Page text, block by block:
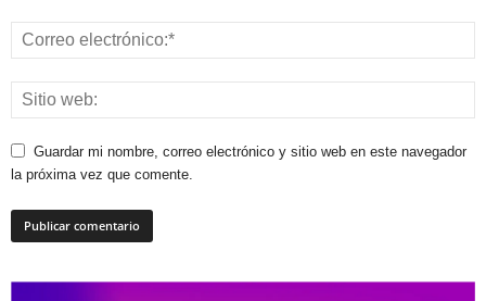
Guardar mi nombre, correo electrónico y sitio web en este navegador
la próxima vez que comente.